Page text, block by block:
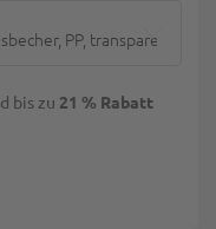
PP, transparent,
bis zu 21 % Rabatt